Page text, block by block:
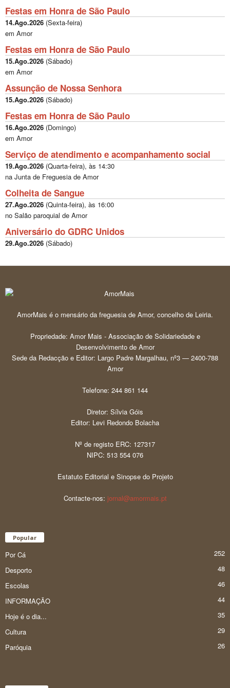
Festas em Honra de São Paulo
14.Ago.2026 (Sexta-feira)
em Amor
Festas em Honra de São Paulo
15.Ago.2026 (Sábado)
em Amor
Assunção de Nossa Senhora
15.Ago.2026 (Sábado)
Festas em Honra de São Paulo
16.Ago.2026 (Domingo)
em Amor
Serviço de atendimento e acompanhamento social
19.Ago.2026 (Quarta-feira), às 14:30
na Junta de Freguesia de Amor
Colheita de Sangue
27.Ago.2026 (Quinta-feira), às 16:00
no Salão paroquial de Amor
Aniversário do GDRC Unidos
29.Ago.2026 (Sábado)
AmorMais é o mensário da freguesia de Amor, concelho de Leiria.
Propriedade: Amor Mais - Associação de Solidariedade e
Desenvolvimento de Amor
Sede da Redacção e Editor: Largo Padre Margalhau, nº3 — 2400-788
Amor
Telefone: 244 861 144
Diretor: Sílvia Góis
Editor: Levi Redondo Bolacha
Nº de registo ERC: 127317
NIPC: 513 554 076
Estatuto Editorial e Sinopse do Projeto
Contacte-nos: jornal@amormais.pt
Popular
Por Cá
252
Desporto
48
Escolas
46
INFORMAÇÃO
44
Hoje é o dia...
35
Cultura
29
Paróquia
26